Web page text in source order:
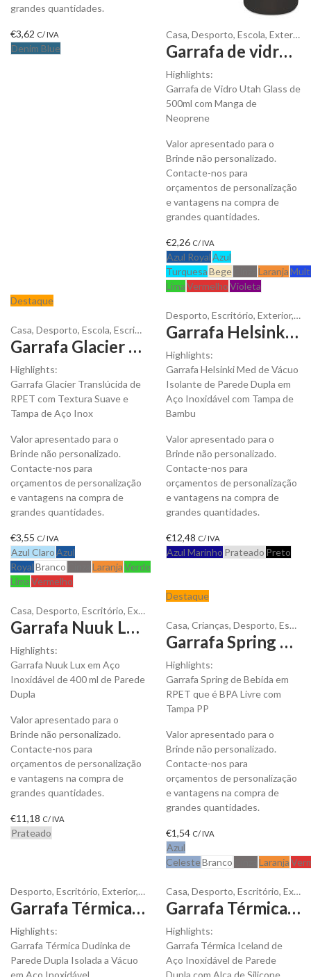
grandes quantidades.
€3,62 C/ IVA
Denim Blue
Casa, Desporto, Escola, Exterior
Garrafa de vidro Utah Glass 500 ml para personalizar
Highlights:
Garrafa de Vidro Utah Glass de
500ml com Manga de
Neoprene
Valor apresentado para o
Brinde não personalizado.
Contacte-nos para
orçamentos de personalização
e vantagens na compra de
grandes quantidades.
€2,26 C/ IVA
Azul RoyalAzul
TurquesaBege Laranja
LimaVermelhoVioleta
Destaque
Casa, Desporto, Escola, Escritório Exterior,Garrafas,Líquidos
Garrafa Glacier em Rpet de 600 ml para personalizar
Highlights:
Garrafa Glacier Translúcida de
RPET com Textura Suave e
Tampa de Aço Inox
Valor apresentado para o
Brinde não personalizado.
Contacte-nos para
orçamentos de personalização
e vantagens na compra de
grandes quantidades.
€3,55 C/ IVA
Azul ClaroAzul
RoyalBranco LaranjaVerde
LimaVermelho
Desporto, Escritório, Exterior,
Garrafa Helsinki Med em Aço Inox 750 ml para personalizar
Highlights:
Garrafa Helsinki Med de Vácuo
Isolante de Parede Dupla em
Aço Inoxidável com Tampa de
Bambu
Valor apresentado para o
Brinde não personalizado.
Contacte-nos para
orçamentos de personalização
e vantagens na compra de
grandes quantidades.
€12,48 C/ IVA
Azul Marinho Prateado Preto
Casa, Desporto, Escritório, Exterior
Garrafa Nuuk Lux em Aço Inox 400 ml para personalizar
Highlights:
Garrafa Nuuk Lux em Aço
Inoxidável de 400 ml de Parede
Dupla
Valor apresentado para o
Brinde não personalizado.
Contacte-nos para
orçamentos de personalização
e vantagens na compra de
grandes quantidades.
€11,18 C/ IVA
Prateado
Destaque
Casa, Crianças, Desporto, Escola
Garrafa Spring em Rpet 500 ml para personalizar
Highlights:
Garrafa Spring de Bebida em
RPET que é BPA Livre com
Tampa PP
Valor apresentado para o
Brinde não personalizado.
Contacte-nos para
orçamentos de personalização
e vantagens na compra de
grandes quantidades.
€1,54 C/ IVA
Azul
CelesteBranco Laranja
Desporto, Escritório, Exterior, Garrafas,Líquidos
Garrafa Térmica Dudinka em Aço Inox 500 ml para personalizar
Highlights:
Garrafa Térmica Dudinka de
Parede Dupla Isolada a Vácuo
em Aço Inoxidável.
Casa, Desporto, Escritório, Exterior
Garrafa Térmica Iceland Aço Inox 600 ml para personalizar
Highlights:
Garrafa Térmica Iceland de
Aço Inoxidável de Parede
Dupla com Alça de Silicone